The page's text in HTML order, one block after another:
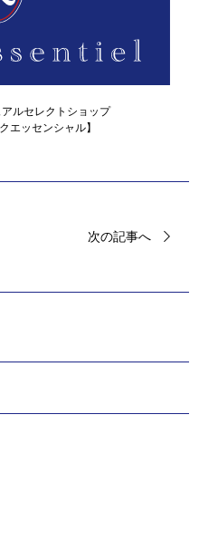
ルセレクトショップ
エッセンシャル】
次の記事へ